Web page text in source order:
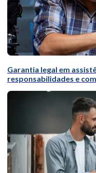
Garantia legal em
responsabilidades e